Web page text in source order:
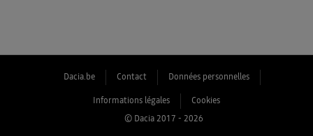
Dacia.be Contact Données personnelles
Informations légales
Cookies
© Dacia 2017 - 2026